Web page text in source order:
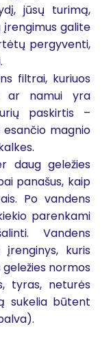
jūsų turimą,
įrengimus galite
pergyventi,
filtrai, kuriuos
ar namui yra
paskirtis –
magnio
daug geležies
panašus, kaip
Po vandens
parenkami
Vandens
kuris
normos
tyras, neturės
sukelia būtent